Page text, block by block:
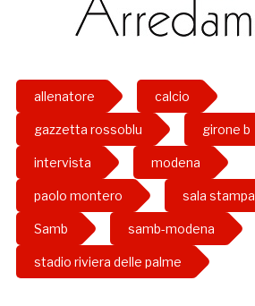
allenatore calcio
gazzetta rossoblu girone b
intervista modena
paolo montero sala stampa
Samb samb-modena
stadio riviera delle palme